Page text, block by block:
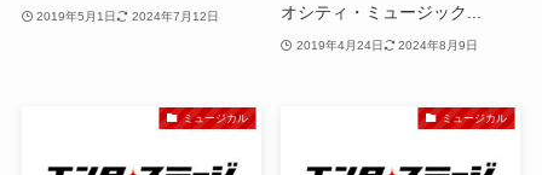
2019年5月1日 2024年7月12日
オシティ・ミュージック...
2019年4月24日 2024年8月9日
ミュージカル ミュージカル